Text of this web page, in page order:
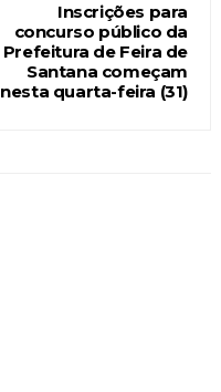
Inscrições para
concurso público da
Prefeitura de Feira de
Santana começam
nesta quarta-feira (31)